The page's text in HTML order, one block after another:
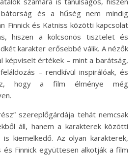
és a hűség nem mindig
Finnick és Katniss közötti kapcsolat
hiszen a kölcsönös tisztelet és
karakter erősebbé válik. A nézők
képviselt értékek – mint a barátság,
– rendkívül inspirálóak, és
hogy a film élménye még
szereplőgárdája tehát nemcsak
áll, hanem a karakterek közötti
kiemelkedő. Az olyan karakterek,
Finnick együttesen alkotják a film